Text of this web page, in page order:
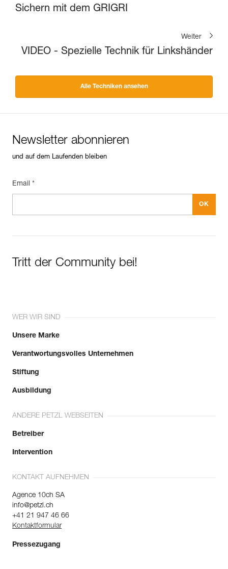
Sichern mit dem GRIGRI
Weiter
VIDEO - Spezielle Technik für Linkshänder
Alle Techniken ansehen
Newsletter abonnieren
und auf dem Laufenden bleiben
Email *
Tritt der Community bei!
WER WIR SIND
Unsere Marke
Verantwortungsvolles Unternehmen
Stiftung
Ausbildung
ANDERE PETZL WEBSEITEN
Betreiber
Intervention
KONTAKT AUFNEHMEN
Agence 10ch SA
info@petzl.ch
+41 21 947 46 66
Kontaktformular
Pressezugang